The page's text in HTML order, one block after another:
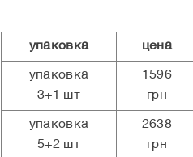
упаковка цена
упаковка
3+1 шт
1596
грн
упаковка
5+2 шт
2638
грн